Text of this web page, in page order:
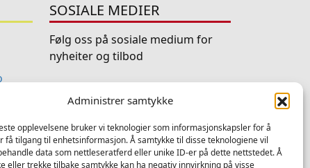
Administrer samtykke
opplevelsene bruker vi teknologier som informasjonskapsler for å
få tilgang til enhetsinformasjon. Å samtykke til disse teknologiene vil
data som nettleseratferd eller unike ID-er på dette nettstedet. Å
eller trekke tilbake samtykke kan ha negativ innvirkning på visse
SOSIALE MEDIER
Følg oss på sosiale medium for
nyheiter og tilbod
Facebook
Instagram
LinkedIn
YouTube